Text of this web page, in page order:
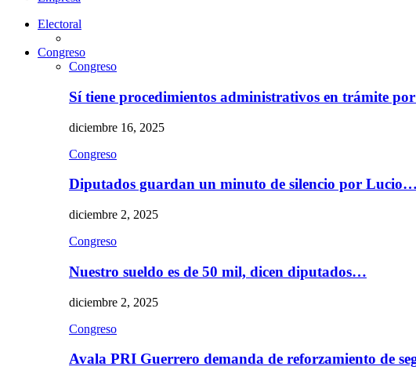
Electoral
Congreso
Congreso
Sí tiene procedimientos administrativos en trámite
diciembre 16, 2025
Congreso
Diputados guardan un minuto de silencio por Lucio…
diciembre 2, 2025
Congreso
Nuestro sueldo es de 50 mil, dicen diputados…
diciembre 2, 2025
Congreso
Avala PRI Guerrero demanda de reforzamiento de